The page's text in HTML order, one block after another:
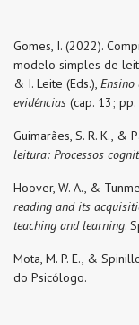
Gomes, I. (2022).
modelo simples de
& I. Leite (Eds.), Ensino
evidências (cap. 13;
Guimarães, S. R. K., &
leitura: Processos
Hoover, W. A., &
reading and its
teaching and learning.
Mota, M. P. E., &
do Psicólogo.